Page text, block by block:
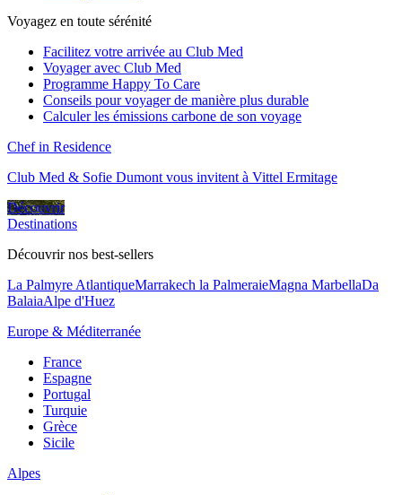
Voyagez en toute sérénité
Facilitez votre arrivée au Club Med
Voyager avec Club Med
Programme Happy To Care
Conseils pour voyager de manière plus durable
Calculer les émissions carbone de son voyage
Chef in Residence
Club Med & Sofie Dumont vous invitent à Vittel Ermitage
Découvrir
Destinations
Découvrir nos best-sellers
La Palmyre AtlantiqueMarrakech la PalmeraieMagna MarbellaDa
BalaiaAlpe d'Huez
Europe & Méditerranée
France
Espagne
Portugal
Turquie
Grèce
Sicile
Alpes